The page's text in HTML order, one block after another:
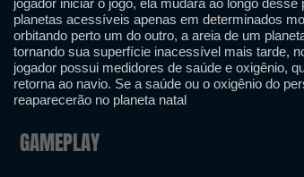
jogador iniciar o jogo, ela mudará ao longo
planetas acessíveis apenas em determinados
orbitando perto um do outro, a areia de um
tornando sua superfície inacessível mais tarde,
jogador possui medidores de saúde e oxigênio,
retorna ao navio. Se a saúde ou o oxigênio do
reaparecerão no planeta natal
GAMEPLAY